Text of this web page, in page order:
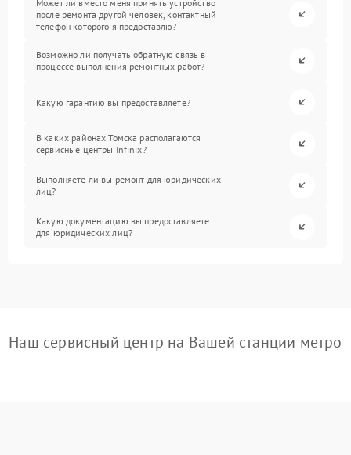
Может ли вместо меня принять устройство
после ремонта другой человек, контактный
телефон которого я предоставлю?
Возможно ли получать обратную связь в
процессе выполнения ремонтных работ?
Какую гарантию вы предоставляете?
В каких районах Томска располагаются
сервисные центры Infinix?
Выполняете ли вы ремонт для юридических
лиц?
Какую документацию вы предоставляете
для юридических лиц?
Наш сервисный центр на Вашей станции метро